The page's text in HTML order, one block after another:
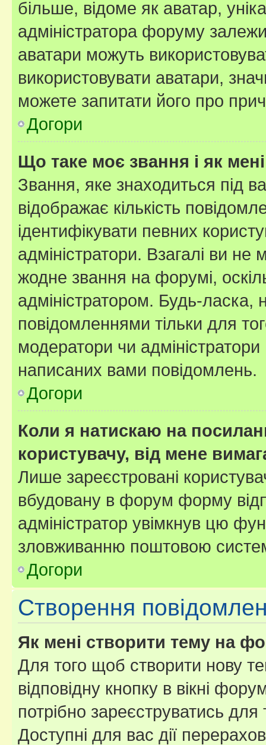
більше, відоме як аватар,
адміністратора форуму
аватари можуть
використовувати аватари,
можете запитати його про
Догори
Що таке моє звання і як
Звання, яке знаходиться під
відображає кількість
ідентифікувати певних
адміністратори. Взагалі ви
жодне звання на форумі,
адміністратором. Будь-
повідомленнями тільки для
модератори чи
написаних вами повідомлень.
Догори
Коли я натискаю на
користувачу, від мене
Лише зареєстровані
вбудовану в форум форму
адміністратор увімкнув цю
зловживанню поштовою
Догори
Створення
Як мені створити тему на
Для того щоб створити нову
відповідну кнопку в вікні
потрібно зареєструватись
Доступні для вас дії